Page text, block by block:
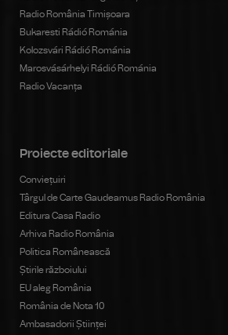
Radio România Timișoara
Bukaresti Rádió Románia
Kolozsvári Rádió Románia
Marosvásárhelyi Rádió Románia
Radio Vacanța
Proiecte editoriale
Conviețuiri
Târgul de Carte Gaudeamus Radio România
Editura Casa Radio
Arhiva Radio România
Politica Românească
Știrile războiului
EU aleg România
România de Nota 10
Ambasadorii Științei